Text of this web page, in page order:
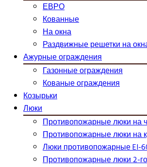
ЕВРО
Кованные
На окна
Раздвижные решетки на
Ажурные ограждения
Газонные ограждения
Кованые ограждения
Козырьки
Люки
Противопожарные люки на
Противопожарные люки на
Люки противопожарные EI-
Противопожарные люки 2-